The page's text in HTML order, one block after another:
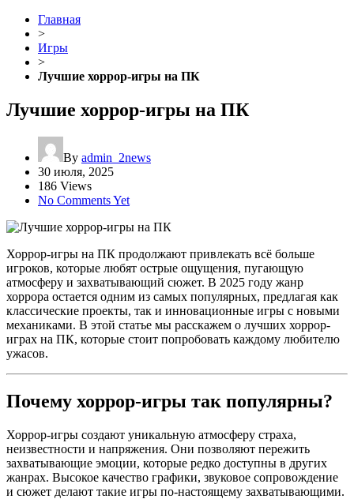
Главная
>
Игры
>
Лучшие хоррор-игры на ПК
Лучшие хоррор-игры на ПК
By admin_2news
30 июля, 2025
186 Views
No Comments Yet
Хоррор-игры на ПК продолжают привлекать всё больше
игроков, которые любят острые ощущения, пугающую
атмосферу и захватывающий сюжет. В 2025 году жанр
хоррора остается одним из самых популярных, предлагая как
классические проекты, так и инновационные игры с новыми
механиками. В этой статье мы расскажем о лучших хоррор-
играх на ПК, которые стоит попробовать каждому любителю
ужасов.
Почему хоррор-игры так популярны?
Хоррор-игры создают уникальную атмосферу страха,
неизвестности и напряжения. Они позволяют пережить
захватывающие эмоции, которые редко доступны в других
жанрах. Высокое качество графики, звуковое сопровождение
и сюжет делают такие игры по-настоящему захватывающими.